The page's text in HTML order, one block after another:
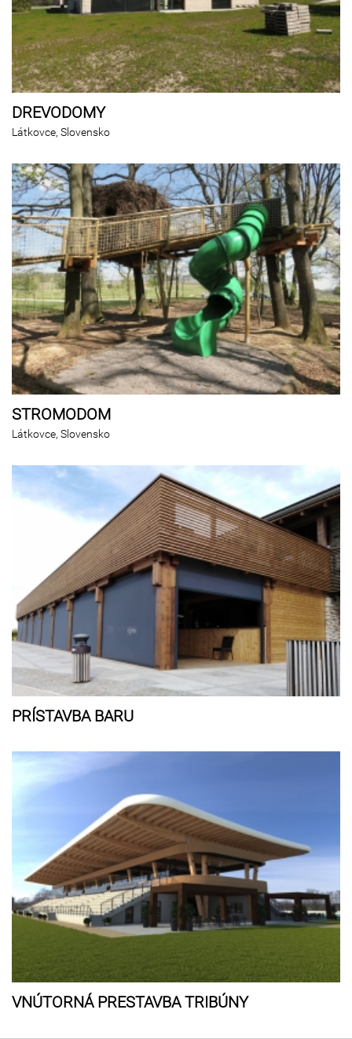
DREVODOMY
Látkovce, Slovensko
STROMODOM
Látkovce, Slovensko
PRÍSTAVBA BARU
VNÚTORNÁ PRESTAVBA TRIBÚNY